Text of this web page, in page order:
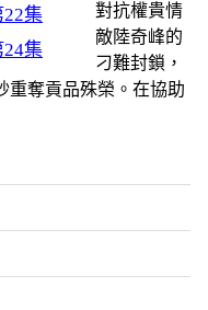
集
集
對抗權貴情
敵陸奇峰的
刁難封鎖，
重奪貢品殊榮。在協助